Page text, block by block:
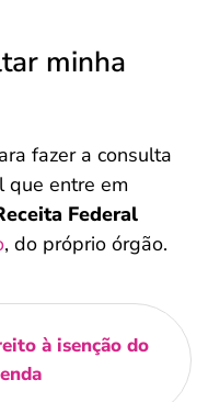
minha
fazer a consulta
que entre em
Federal
, do próprio órgão.
à isenção do